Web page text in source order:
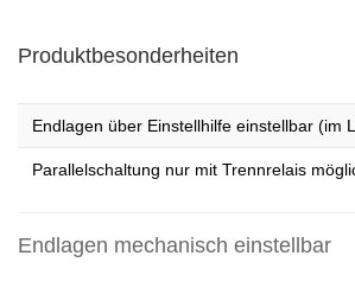
Produktbesonderheiten
Endlagen über Einstellhilfe einstellbar (im
Parallelschaltung nur mit Trennrelais
Endlagen mechanisch einstellbar